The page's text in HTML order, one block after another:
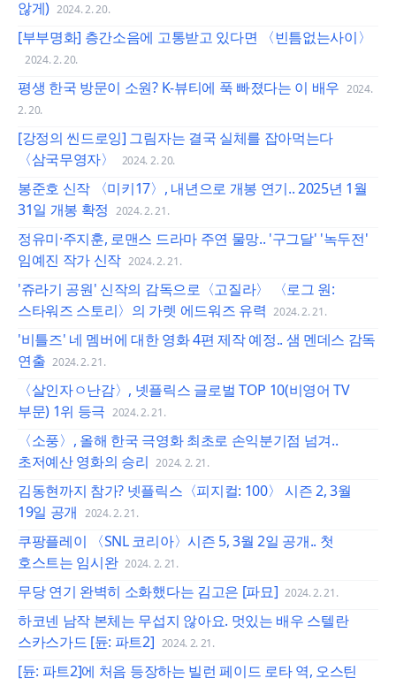
않게) 2024. 2. 20.
[부부명화] 층간소음에 고통받고 있다면 〈빈틈없는사이〉
2024. 2. 20.
평생 한국 방문이 소원? K-뷰티에 푹 빠졌다는 이 배우 2024.
2. 20.
[강정의 씬드로잉] 그림자는 결국 실체를 잡아먹는다
〈삼국무영자〉
2024. 2. 20.
봉준호 신작 〈미키17〉, 내년으로 개봉 연기.. 2025년 1월
31일 개봉 확정 2024. 2. 21.
정유미·주지훈, 로맨스 드라마 주연 물망.. '구그달' '녹두전'
임예진 작가 신작 2024. 2. 21.
'쥬라기 공원' 신작의 감독으로〈고질라〉 〈로그 원:
스타워즈 스토리〉의 가렛 에드워즈 유력 2024. 2. 21.
'비틀즈' 네 멤버에 대한 영화 4편 제작 예정.. 샘 멘데스 감독
연출 2024. 2. 21.
〈살인자ㅇ난감〉, 넷플릭스 글로벌 TOP 10(비영어 TV
부문) 1위 등극 2024. 2. 21.
〈소풍〉, 올해 한국 극영화 최초로 손익분기점 넘겨..
초저예산 영화의 승리 2024. 2. 21.
김동현까지 참가? 넷플릭스〈피지컬: 100〉 시즌 2, 3월
19일 공개 2024. 2. 21.
쿠팡플레이 〈SNL 코리아〉시즌 5, 3월 2일 공개.. 첫
호스트는 임시완 2024. 2. 21.
무당 연기 완벽히 소화했다는 김고은 [파묘] 2024. 2. 21.
하코넨 남작 본체는 무섭지 않아요. 멋있는 배우 스텔란
스카스가드 [듄: 파트2] 2024. 2. 21.
[듄: 파트2]에 처음 등장하는 빌런 페이드 로타 역, 오스틴